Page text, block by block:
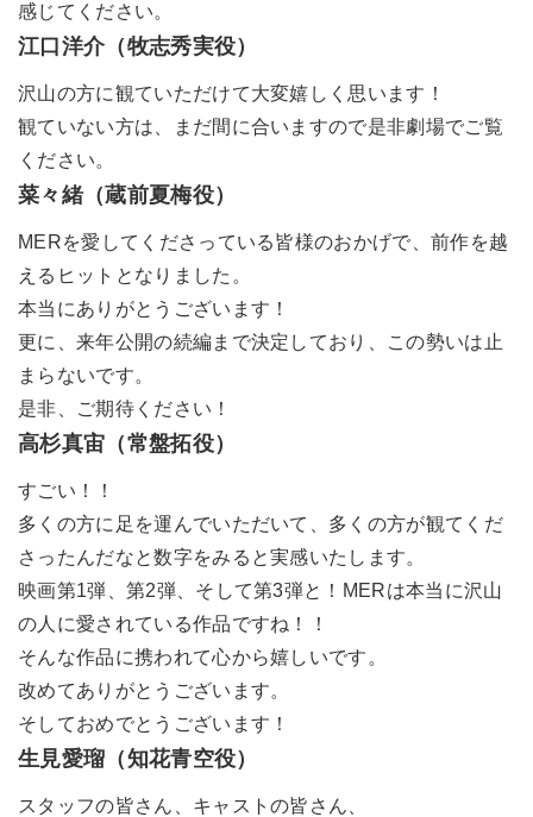
感じてください。
江口洋介（牧志秀実役）
沢山の方に観ていただけて大変嬉しく思います！
観ていない方は、まだ間に合いますので是非劇場でご覧
ください。
菜々緒（蔵前夏梅役）
MERを愛してくださっている皆様のおかげで、前作を越
えるヒットとなりました。
本当にありがとうございます！
更に、来年公開の続編まで決定しており、この勢いは止
まらないです。
是非、ご期待ください！
高杉真宙（常盤拓役）
すごい！！
多くの方に足を運んでいただいて、多くの方が観てくだ
さったんだなと数字をみると実感いたします。
映画第1弾、第2弾、そして第3弾と！MERは本当に沢山
の人に愛されている作品ですね！！
そんな作品に携われて心から嬉しいです。
改めてありがとうございます。
そしておめでとうございます！
生見愛瑠（知花青空役）
スタッフの皆さん、キャストの皆さん、